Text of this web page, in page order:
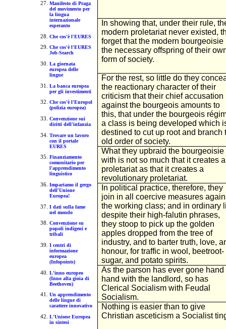
Manifesto di Praga
del movimento per
la lingua
internazionale
esperanto
Che cos'è l'EURES
Che cos'è l'EURES
Job-Search
La giornata
europea delle
lingue
La banca europea
per gli investimenti
Che cos'è l'Europol
(polizia europea)
Convenzione sui
diritti dell'infanzia
Trovare un lavoro
con il portale
EURES
Finanziamento
comunitario per
l'apprendimento
linguistico
Impariamo il gergo
dell'Unione
Europea!
I dati sulla fame
nel mondo
Convenzione su
popoli indigeni e
tribali
I centri di
informazione
europea
(Infopoints)
L'inno europeo
(Inno alla gioia di
Beethoven)
Un apprendimento
delle lingue di
carattere innovativo
L'Unione Europea
in sintesi
In showing that, under their rule,
modern proletariat never existed,
forget that the modern bourgeoisie
the necessary offspring of their
form of society.
For the rest, so little do they
the reactionary character of their
criticism that their chief accusation
against the bourgeois amounts to
this, that under the bourgeois
a class is being developed which
destined to cut up root and branch
old order of society.
What they upbraid the bourgeoisie
with is not so much that it creates a
proletariat as that it creates a
revolutionary proletariat.
In political practice, therefore, they
join in all coercive measures
the working class; and in ordinary
despite their high-falutin phrases,
they stoop to pick up the golden
apples dropped from the tree of
industry, and to barter truth, love,
honour, for traffic in wool, beetroot-
sugar, and potato spirits.
As the parson has ever gone hand
hand with the landlord, so has
Clerical Socialism with Feudal
Socialism.
Nothing is easier than to give
Christian asceticism a Socialist